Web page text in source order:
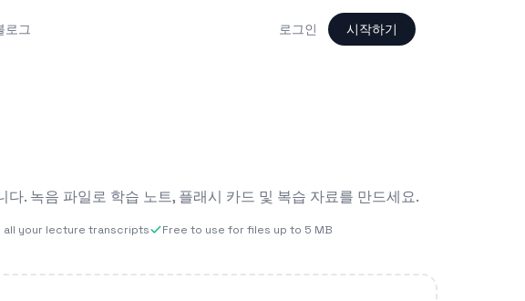
로그 로그인 시작하기
. 녹음 파일로 학습 노트, 플래시 카드 및 복습 자료를 만드세요.
all your lecture transcripts
Free to use for files up to 5 MB